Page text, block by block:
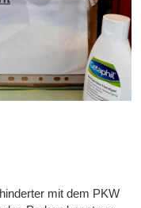
mit dem PKW